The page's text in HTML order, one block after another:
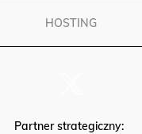
HOSTING
Partner strategiczny: